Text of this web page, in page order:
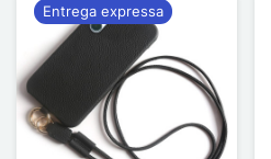
Entrega expressa